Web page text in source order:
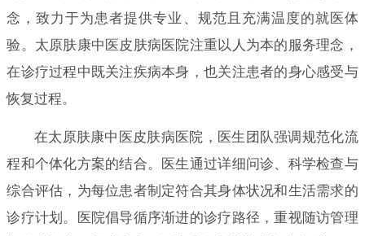
念，致力于为患者提供专业、规范且充满温度的就医体
验。太原肤康中医皮肤病医院注重以人为本的服务理念，
在诊疗过程中既关注疾病本身，也关注患者的身心感受与
恢复过程。
在太原肤康中医皮肤病医院，医生团队强调规范化流
程和个体化方案的结合。医生通过详细问诊、科学检查与
综合评估，为每位患者制定符合其身体状况和生活需求的
诊疗计划。医院倡导循序渐进的诊疗路径，重视随访管理